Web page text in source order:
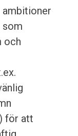
ambitioner
som
och
för att